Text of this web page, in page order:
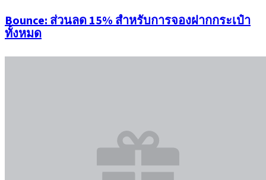
Bounce: ส่วนลด 15% สำหรับการจองฝากกระเป๋า
ทั้งหมด